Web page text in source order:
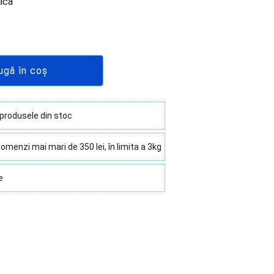
în coș
din stoc
mai mari de 350 lei, în limita a 3kg